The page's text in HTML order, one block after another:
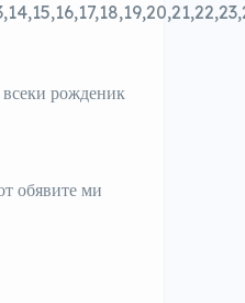
рожденик
обявите ми